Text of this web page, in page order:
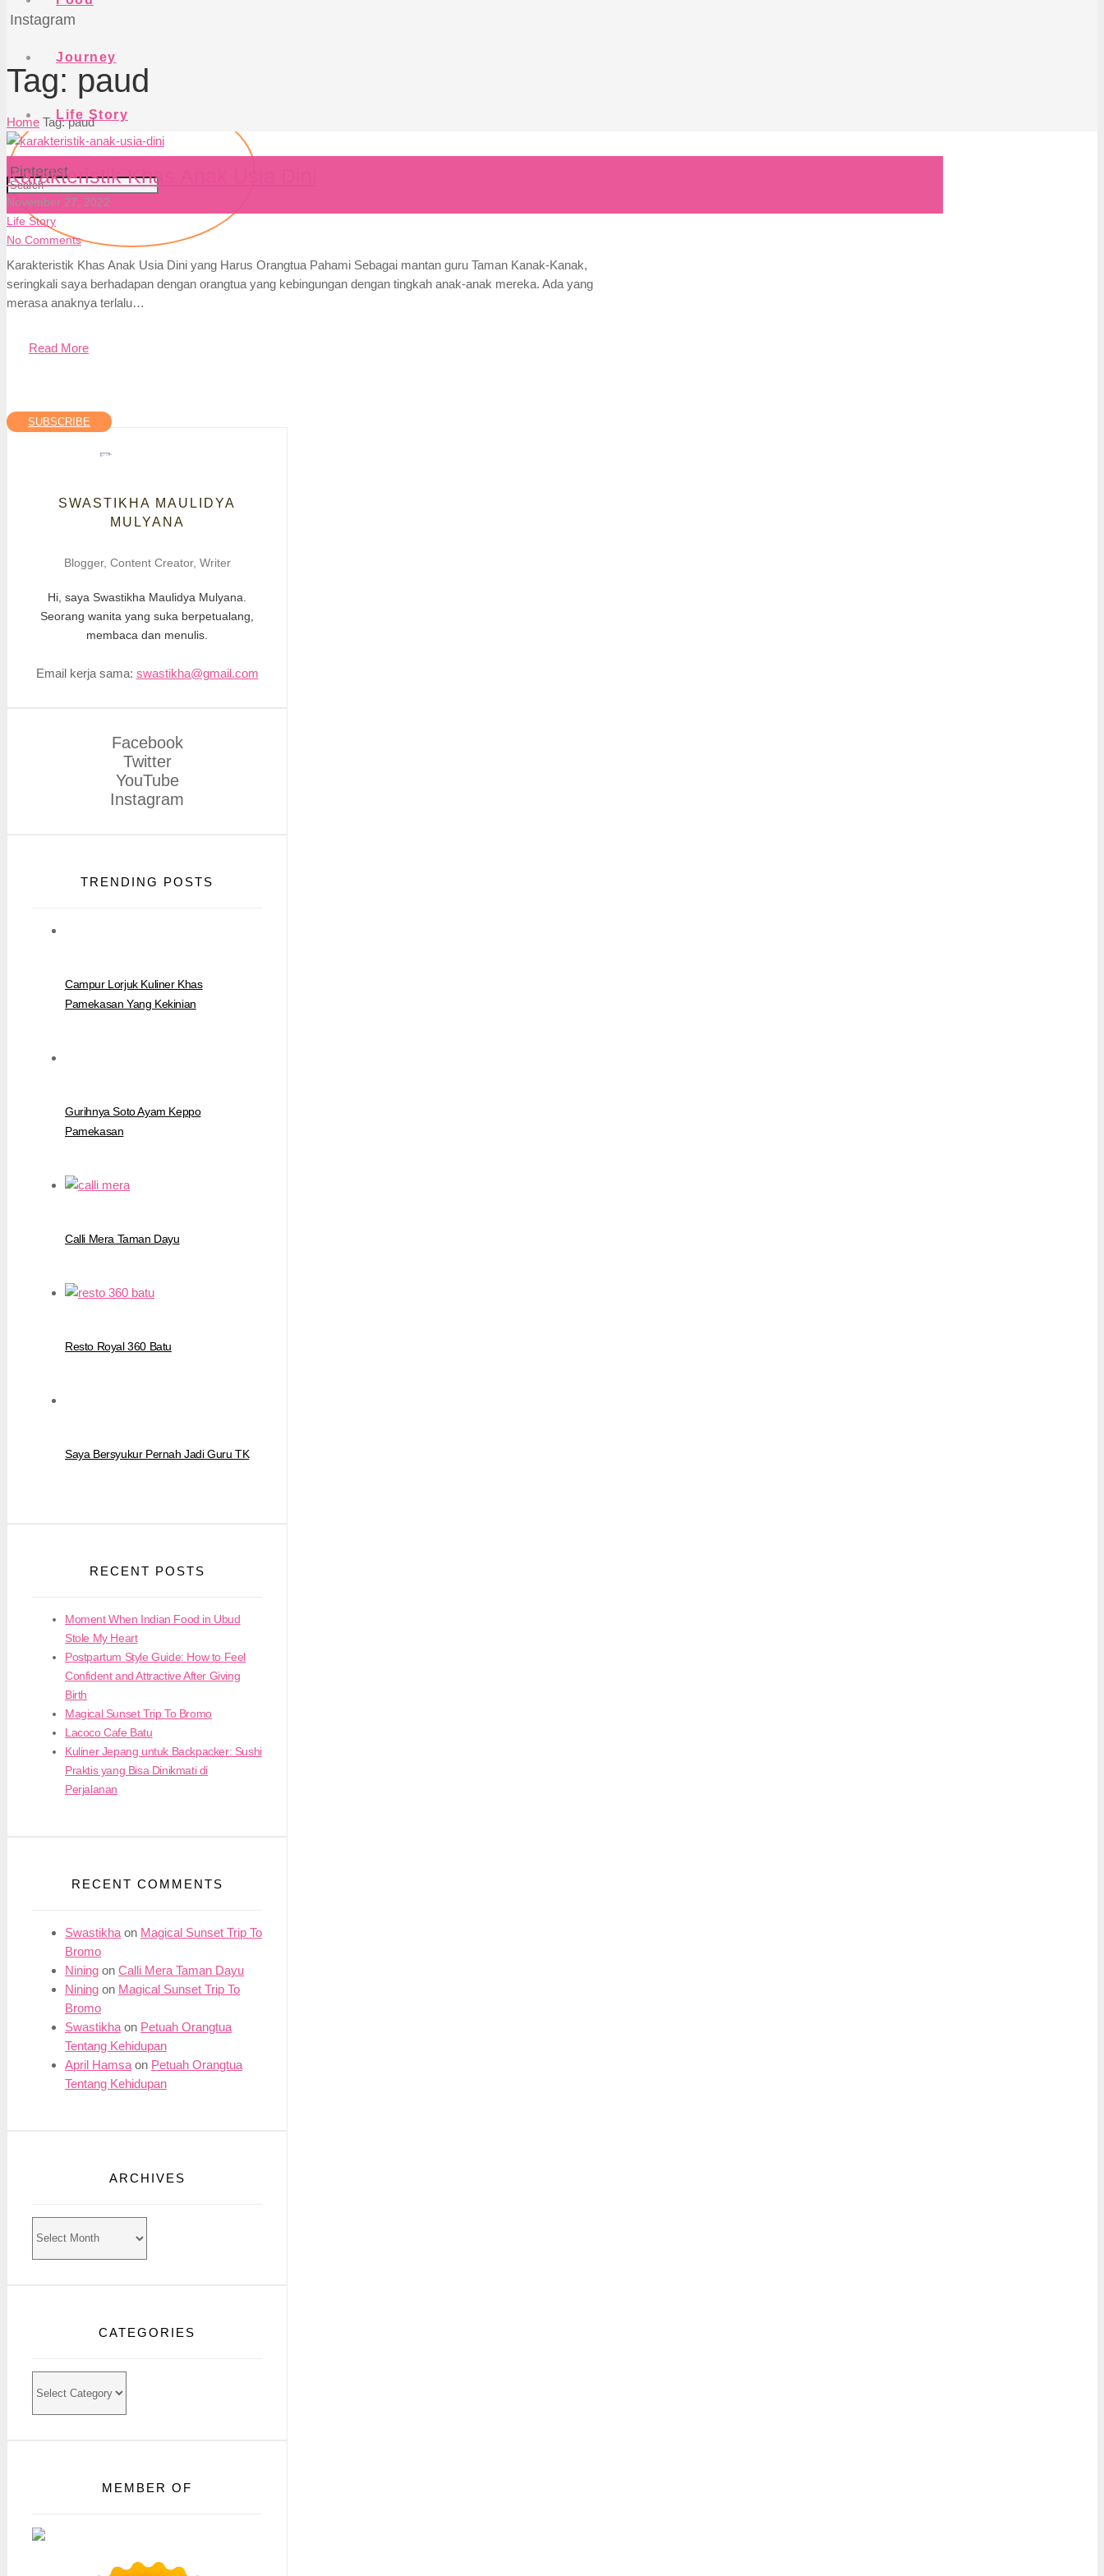
Instagram
Pinterest
SUBSCRIBE
Journey
Life Story
Tag: paud
Home Tag: paud
Karakteristik Khas Anak Usia Dini
November 27, 2022
Life Story
No Comments
Karakteristik Khas Anak Usia Dini yang Harus Orangtua Pahami Sebagai mantan guru Taman Kanak-Kanak,
seringkali saya berhadapan dengan orangtua yang kebingungan dengan tingkah anak-anak mereka. Ada yang
merasa anaknya terlalu…
Read More
SWASTIKHA MAULIDYA
MULYANA
Blogger, Content Creator, Writer
Hi, saya Swastikha Maulidya Mulyana.
Seorang wanita yang suka berpetualang,
membaca dan menulis.
Email kerja sama: swastikha@gmail.com
Facebook
Twitter
YouTube
Instagram
TRENDING POSTS
Campur Lorjuk Kuliner Khas
Pamekasan Yang Kekinian
Gurihnya Soto Ayam Keppo
Pamekasan
Calli Mera Taman Dayu
Resto Royal 360 Batu
Saya Bersyukur Pernah Jadi Guru TK
RECENT POSTS
Moment When Indian Food in Ubud
Stole My Heart
Postpartum Style Guide: How to Feel
Confident and Attractive After Giving
Birth
Magical Sunset Trip To Bromo
Lacoco Cafe Batu
Kuliner Jepang untuk Backpacker: Sushi
Praktis yang Bisa Dinikmati di
Perjalanan
RECENT COMMENTS
Swastikha on Magical Sunset Trip To
Bromo
Nining on Calli Mera Taman Dayu
Nining on Magical Sunset Trip To
Bromo
Swastikha on Petuah Orangtua
Tentang Kehidupan
April Hamsa on Petuah Orangtua
Tentang Kehidupan
ARCHIVES
CATEGORIES
MEMBER OF